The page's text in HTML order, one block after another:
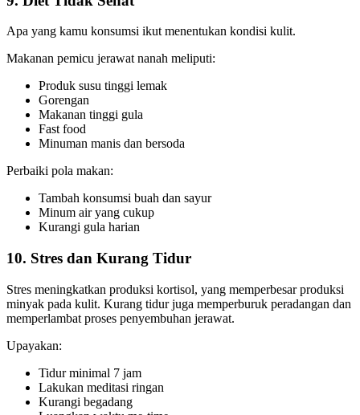
Apa yang kamu konsumsi ikut menentukan kondisi kulit.
Makanan pemicu jerawat nanah meliputi:
Produk susu tinggi lemak
Gorengan
Makanan tinggi gula
Fast food
Minuman manis dan bersoda
Perbaiki pola makan:
Tambah konsumsi buah dan sayur
Minum air yang cukup
Kurangi gula harian
10. Stres dan Kurang Tidur
Stres meningkatkan produksi kortisol, yang memperbesar produksi
minyak pada kulit. Kurang tidur juga memperburuk peradangan dan
memperlambat proses penyembuhan jerawat.
Upayakan:
Tidur minimal 7 jam
Lakukan meditasi ringan
Kurangi begadang